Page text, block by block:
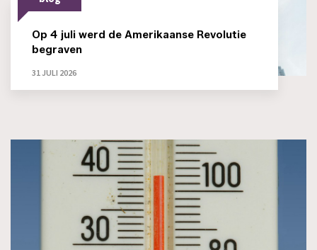
Op 4 juli werd de Amerikaanse Revolutie
begraven
31 JULI 2026